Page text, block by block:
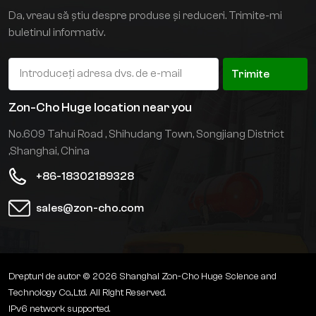
poziție înaltă. Scaunul
suspendat este
ceea ce poate reduce
eficient oboseala la
conducere. Designul
furcii foarfece necesită
crește efectiv
capacitatea de stocare.
industriei de depozitare
de înaltă densitate,
personalizarea non-
poate fi furnizată în
funcție de nevoile
clienților.
Da, vreau să știu despre produse și reduceri. Trimite-mi
buletinul informativ.
Trimite
Zon-Cho Huge location near you
No.609 Tahui Road , Shihudang Town, Songjiang District
,Shanghai, China
+86-18302189328
sales@zon-cho.com
Drepturi de autor © 2026 Shanghai Zon-Cho Huge Science and
Technology Co.,Ltd. All Right Reserved.
IPv6 network supported.